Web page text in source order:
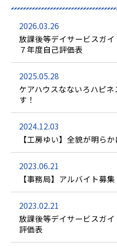
2026.03.26
放課後等デイサービスガ
７年度自己評価表
2025.05.28
ケアハウスなないろハピ
す！
2024.12.03
【工房ゆい】全貌が明ら
2023.06.21
【事務局】アルバイト募集
2023.02.21
放課後等デイサービスガ
評価表